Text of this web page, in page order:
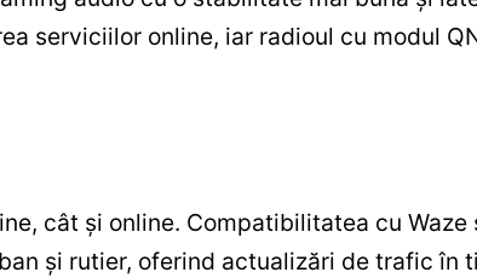
serviciilor online, iar radioul cu modul
cât și online. Compatibilitatea cu Waze
și rutier, oferind actualizări de trafic în